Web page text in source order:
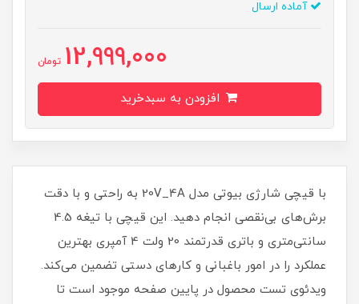
آماده ارسال
12,999,000 تومان
با قیچی شارژی بیوتی مدل 20V_4A به راحتی و با دقت
برش‌های بی‌نقصی انجام دهید. این قیچی با تیغه 4.5
سانتی‌متری و باتری قدرتمند 20 ولت 4 آمپری بهترین
عملکرد را در امور باغبانی و کارهای دستی تضمین می‌کند.
ویدئوی تست محصول در پایین صفحه موجود است تا